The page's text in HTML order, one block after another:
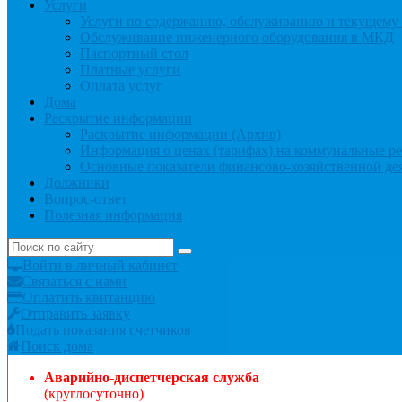
Услуги
Услуги по содержанию, обслуживанию и
Обслуживание инженерного оборудования в МКД
Паспортный стол
Платные услуги
Оплата услуг
Дома
Раскрытие информации
Раскрытие информации (Архив)
Информация о ценах (тарифах) на коммунальные
Основные показатели финансово-хозяйственной
Должники
Вопрос-ответ
Полезная информация
Войти в личный кабинет
Связаться с нами
Оплатить квитанцию
Отправить заявку
Подать показания счетчиков
Поиск дома
Аварийно-диспетчерская служба
(круглосуточно)